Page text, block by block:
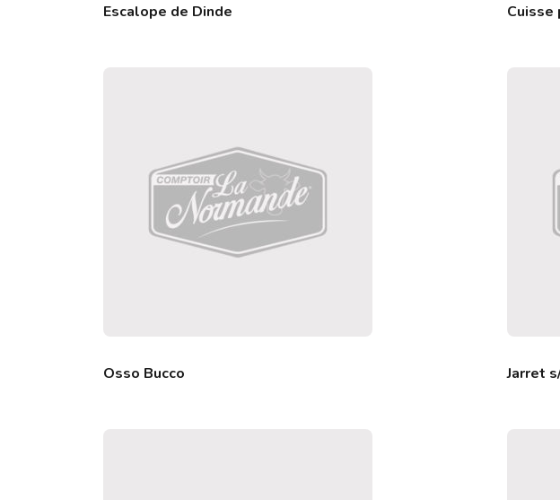
Escalope de Dinde
Osso Bucco Jarret